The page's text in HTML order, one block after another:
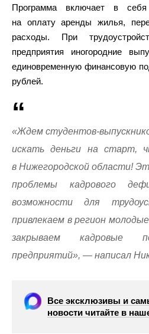
Программа включает в
на оплату аренды жилья,
расходы. При
предприятия иногородние
единовременную финансовую
рублей.
«Ждем студентов-
искать деньги на старт,
в Нижегородской области!
проблемы кадрового
возможности для
привлекаем в регион
закрываем кадровые
предприятий», — написал
Все эксклюзивы и
новости читайте в